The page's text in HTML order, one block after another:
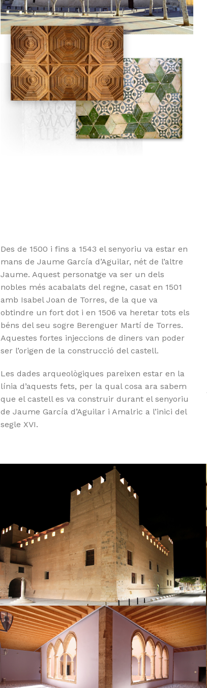
Des de 1500 i fins a 1543 el senyoriu va estar en
mans de Jaume García d’Aguilar, nét de l’altre
Jaume. Aquest personatge va ser un dels
nobles més acabalats del regne, casat en 1501
amb Isabel Joan de Torres, de la que va
obtindre un fort dot i en 1506 va heretar tots els
béns del seu sogre Berenguer Martí de Torres.
Aquestes fortes injeccions de diners van poder
ser l’origen de la construcció del castell.
Les dades arqueològiques pareixen estar en la
línia d’aquests fets, per la qual cosa ara sabem
que el castell es va construir durant el senyoriu
de Jaume García d’Aguilar i Amalric a l’inici del
segle XVI.